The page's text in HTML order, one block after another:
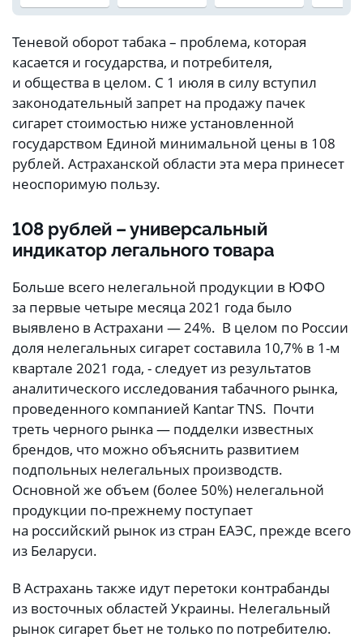
Теневой оборот табака – проблема, которая
касается и государства, и потребителя,
и общества в целом. С 1 июля в силу вступил
законодательный запрет на продажу пачек
сигарет стоимостью ниже установленной
государством Единой минимальной цены в 108
рублей. Астраханской области эта мера принесет
неоспоримую пользу.
108 рублей – универсальный
индикатор легального товара
Больше всего нелегальной продукции в ЮФО
за первые четыре месяца 2021 года было
выявлено в Астрахани — 24%. В целом по России
доля нелегальных сигарет составила 10,7% в 1-м
квартале 2021 года, - следует из результатов
аналитического исследования табачного рынка,
проведенного компанией Kantar TNS. Почти
треть черного рынка — подделки известных
брендов, что можно объяснить развитием
подпольных нелегальных производств.
Основной же объем (более 50%) нелегальной
продукции по-прежнему поступает
на российский рынок из стран ЕАЭС, прежде всего
из Беларуси.
В Астрахань также идут перетоки контрабанды
из восточных областей Украины. Нелегальный
рынок сигарет бьет не только по потребителю.